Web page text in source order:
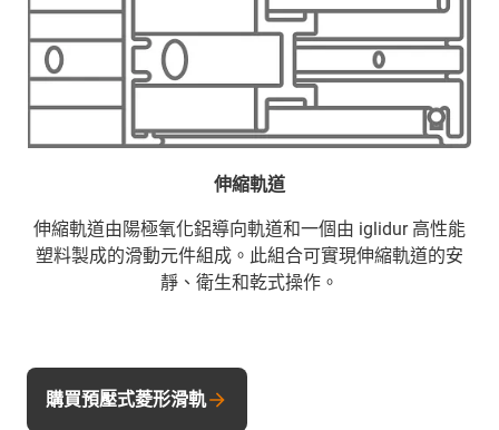
伸縮軌道
伸縮軌道由陽極氧化鋁導向軌道和一個由 iglidur 高性能
塑料製成的滑動元件組成。此組合可實現伸縮軌道的安
靜、衛生和乾式操作。
購買預壓式菱形滑軌